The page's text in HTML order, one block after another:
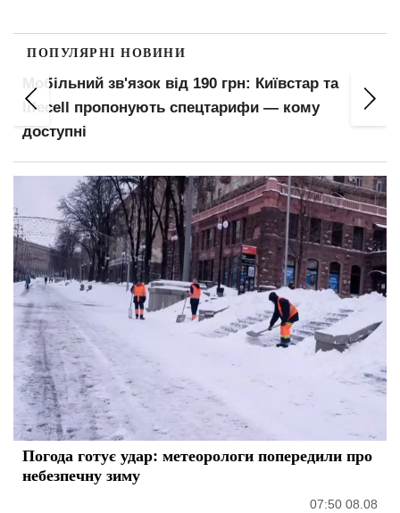
ПОПУЛЯРНІ НОВИНИ
Мобільний зв'язок від 190 грн: Київстар та
lifecell пропонують спецтарифи — кому
доступні
Погода готує удар: метеорологи попередили про
небезпечну зиму
07:50 08.08